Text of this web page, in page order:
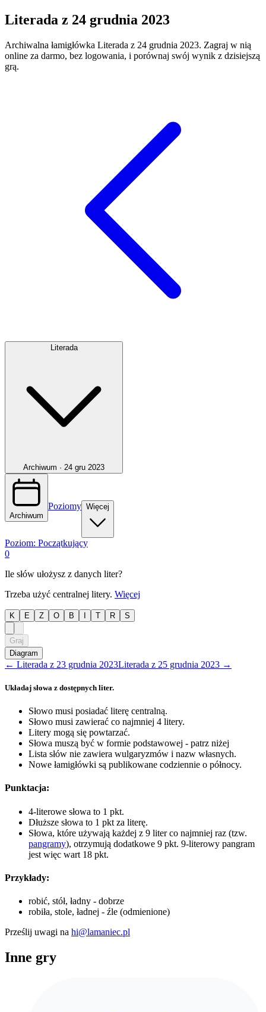
Literada z 24 grudnia 2023
Archiwalna łamigłówka Literada z 24 grudnia 2023. Zagraj w nią
online za darmo, bez logowania, i porównaj swój wynik z dzisiejszą
grą.
Literada
Archiwum · 24 gru 2023
Archiwum
Poziomy Więcej
Poziom: Początkujący
0
Ile słów ułożysz z danych liter?
Trzeba użyć centralnej litery. Więcej
K E Z O B T R S
Graj
Diagram
← Literada z 23 grudnia 2023Literada z 25 grudnia 2023 →
Układaj słowa z dostępnych liter.
Słowo musi posiadać literę centralną.
Słowo musi zawierać co najmniej 4 litery.
Litery mogą się powtarzać.
Słowa muszą być w formie podstawowej - patrz niżej
Lista słów nie zawiera wulgaryzmów i nazw własnych.
Nowe łamigłówki są publikowane codziennie o północy.
Punktacja:
4-literowe słowa to 1 pkt.
Dłuższe słowa to 1 pkt za literę.
Słowa, które używają każdej z 9 liter co najmniej raz (tzw.
pangramy), otrzymują dodatkowe 9 pkt. 9-literowy pangram
jest więc wart 18 pkt.
Przykłady:
robić, stół, ładny - dobrze
robiła, stole, ładnej - źle (odmienione)
Prześlij uwagi na hi@lamaniec.pl
Inne gry